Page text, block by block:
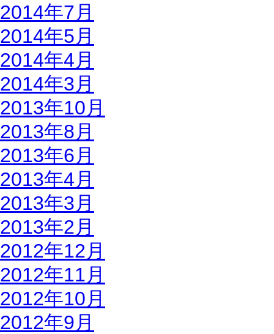
2014年7月
2014年5月
2014年4月
2014年3月
2013年10月
2013年8月
2013年6月
2013年4月
2013年3月
2013年2月
2012年12月
2012年11月
2012年10月
2012年9月